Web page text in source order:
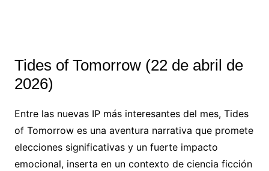
Tides of Tomorrow (22 de abril de
2026)
Entre las nuevas IP más interesantes del mes, Tides
of Tomorrow es una aventura narrativa que promete
elecciones significativas y un fuerte impacto
emocional, inserta en un contexto de ciencia ficción